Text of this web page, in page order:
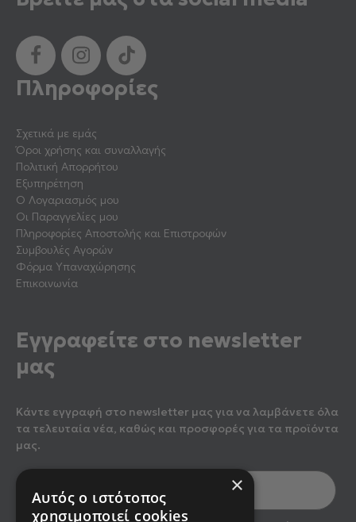
Πληροφορίες
Σχετικά με εμάς
Όροι χρήσης και συναλλαγής
Πολιτική Απορρήτου
Εξυπηρέτηση
Ο Λογαριασμός μου
Οι Παραγγελίες μου
Πληροφορίες Αποστολής και Επιστροφών
Συμβουλές Αγορών
Φόρμα Υπαναχώρησης
Επικοινωνία
Εγγραφείτε στο newsletter
μας
Κάντε εγγραφή στο newsletter μας για να λαμβάνετε όλα
τα τελευταία νέα, καθώς και προσφορές για τα προϊόντα
μας.
×
Αυτός ο ιστότοπος
χρησιμοποιεί cookies